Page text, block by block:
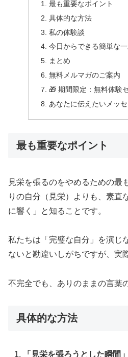
最も重要なポイント
具体的な方法
私の体験談
今日からできる簡単な
まとめ
無料メルマガのご案内
🎁 期間限定：無料体験
あなたに伝えたいメッ
最も重要なポイント
見栄を張るのをやめるための最
りの自分（見栄）よりも、素直
に響く」と知ることです。
私たちは「完璧な自分」を演じ
ないと勘違いしがちですが、実
不完全でも、ありのままの言葉
具体的な方法
「見栄を張ろうとした瞬間